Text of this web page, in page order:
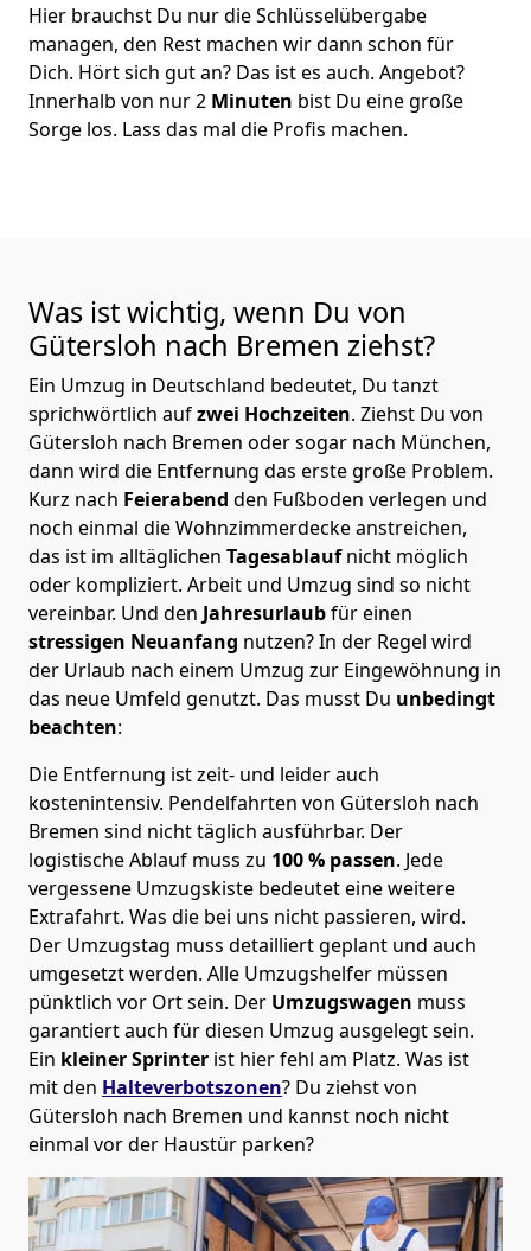
Hier brauchst Du nur die Schlüsselübergabe
managen, den Rest machen wir dann schon für
Dich. Hört sich gut an? Das ist es auch. Angebot?
Innerhalb von nur 2 Minuten bist Du eine große
Sorge los. Lass das mal die Profis machen.
Was ist wichtig, wenn Du von
Gütersloh nach Bremen ziehst?
Ein Umzug in Deutschland bedeutet, Du tanzt
sprichwörtlich aufzwei Hochzeiten. Ziehst Du von
Gütersloh nach Bremen oder sogar nach München,
dann wird die Entfernung das erste große Problem.
Kurz nach Feierabend den Fußboden verlegen und
noch einmal die Wohnzimmerdecke anstreichen,
das ist im alltäglichen Tagesablaufnicht möglich
oder kompliziert. Arbeit und Umzug sind so nicht
vereinbar. Und den Jahresurlaubfür einen
stressigen Neuanfang nutzen? In der Regel wird
der Urlaub nach einem Umzug zur Eingewöhnung in
das neue Umfeld genutzt. Das musst Du unbedingt
beachten:
Die Entfernung ist zeit- und leider auch
kostenintensiv. Pendelfahrten von Gütersloh nach
Bremen sind nicht täglich ausführbar. Der
logistische Ablauf muss zu 100 % passen. Jede
vergessene Umzugskiste bedeutet eine weitere
Extrafahrt. Was die bei uns nicht passieren, wird.
Der Umzugstag muss detailliert geplant und auch
umgesetzt werden. Alle Umzugshelfer müssen
pünktlich vor Ort sein. Der Umzugswagen muss
garantiert auch für diesen Umzug ausgelegt sein.
Ein kleiner Sprinter ist hier fehl am Platz. Was ist
mit den Halteverbotszonen? Du ziehst von
Gütersloh nach Bremen und kannst noch nicht
einmal vor der Haustür parken?